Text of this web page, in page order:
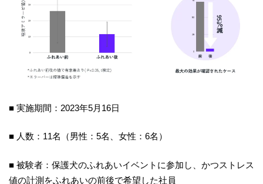
■ 実施期間：2023年5月16日
■ 人数：11名（男性：5名、女性：6名）
■ 被験者：保護犬のふれあいイベントに参加し、かつストレス
値の計測をふれあいの前後で希望した社員